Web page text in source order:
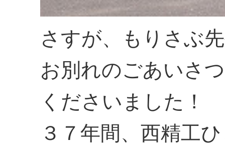
さすが、もりさぶ
お別れのごあいさ
くださいました！
３７年間、西精工